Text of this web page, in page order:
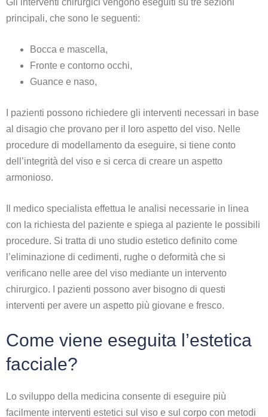
principali, che sono le seguenti:
Bocca e mascella,
Fronte e contorno occhi,
Guance e naso,
I pazienti possono richiedere gli interventi necessari in base
al disagio che provano per il loro aspetto del viso. Nelle
procedure di modellamento da eseguire, si tiene conto
dell’integrità del viso e si cerca di creare un aspetto
armonioso.
Il medico specialista effettua le analisi necessarie in linea
con la richiesta del paziente e spiega al paziente le possibili
procedure. Si tratta di uno studio estetico definito come
l’eliminazione di cedimenti, rughe o deformità che si
verificano nelle aree del viso mediante un intervento
chirurgico. I pazienti possono aver bisogno di questi
interventi per avere un aspetto più giovane e fresco.
Come viene eseguita l’estetica
facciale?
Lo sviluppo della medicina consente di eseguire più
facilmente interventi estetici sul viso e sul corpo con metodi